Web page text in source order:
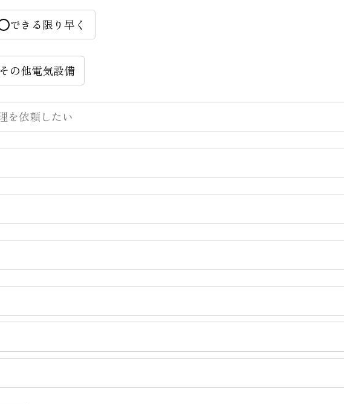
できる限り早く
その他電気設備